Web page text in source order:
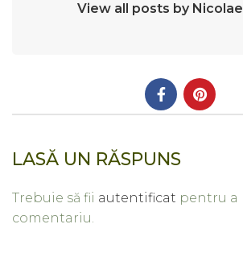
View all posts by
LASĂ UN RĂSPUNS
Trebuie să fii autentificat pentru a
comentariu.